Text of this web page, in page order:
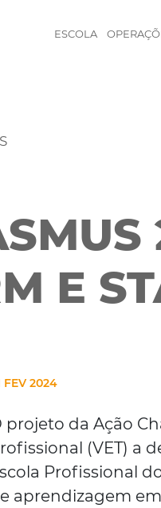
ESCOLA
E
FEV 2024
projeto da Ação
(VET) a
Profissional
aprendizagem